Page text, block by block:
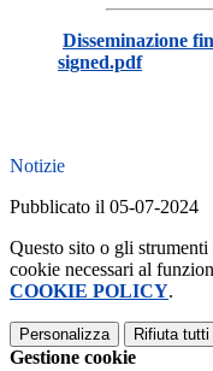
Disseminazione
signed.pdf
Notizie
Pubblicato il 05-07-2024
Questo sito o gli
cookie necessari al
COOKIE POLICY.
Personalizza Rifiuta tutti
Gestione cookie